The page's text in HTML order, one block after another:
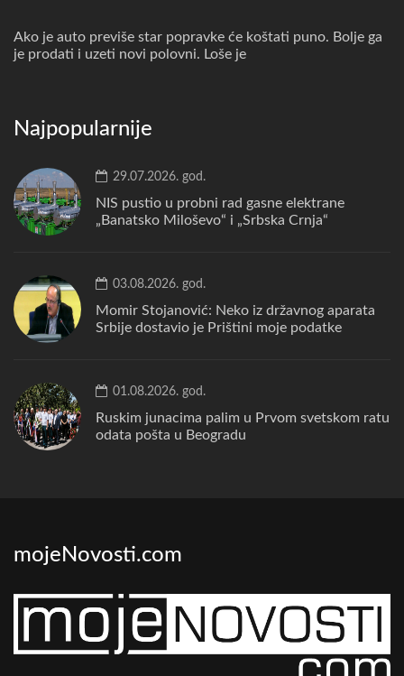
Ako je auto previše star popravke će koštati puno. Bolje ga
je prodati i uzeti novi polovni. Loše je
Najpopularnije
29.07.2026. god.
NIS pustio u probni rad gasne elektrane
„Banatsko Miloševo“ i „Srbska Crnja“
03.08.2026. god.
Momir Stojanović: Neko iz državnog aparata
Srbije dostavio je Prištini moje podatke
01.08.2026. god.
Ruskim junacima palim u Prvom svetskom ratu
odata pošta u Beogradu
mojeNovosti.com